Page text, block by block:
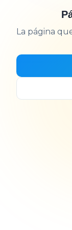
La página